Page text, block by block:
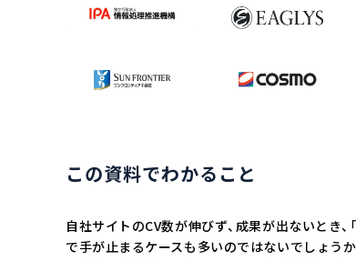
この資料でわかること
自社サイトのCV数が伸びず、成果が出ないとき
で手が止まるケースも多いのではないでしょう